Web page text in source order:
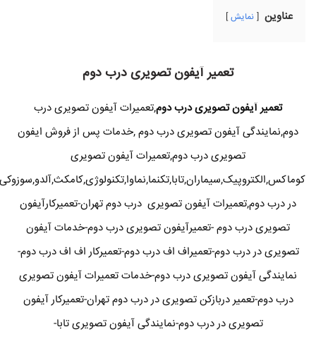
عناوین نمایش
تعمیر آیفون تصویری درب دوم
تعمیر آیفون تصویری درب دوم,تعمیرات آیفون تصویری درب
دوم,نمایندگی آیفون تصویری درب دوم ,خدمات پس از فروش ایفون
تصویری درب دوم,تعمیرات آیفون تصویری
کوماکس,الکتروپیک,سیماران,تابا,تکنما,نماوا,تکنولوژی,کامکث,آلدو,سوزوکی
در درب دوم,تعمیرات آیفون تصویری درب دوم تهران-تعمیرکارآیفون
تصویری درب دوم -تعمیرآیفون تصویری درب دوم-خدمات آیفون
تصویری در درب دوم-تعمیراف اف درب دوم-تعمیرکار اف اف درب دوم-
نمایندگی آیفون تصویری درب دوم-خدمات تعمیرات آیفون تصویری
درب دوم-تعمیر دربازکن تصویری در درب دوم تهران-تعمیرکار آیفون
تصویری در درب دوم-نمایندگی آیفون تصویری تابا-